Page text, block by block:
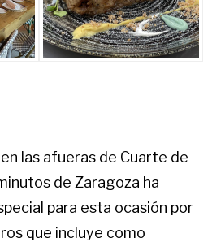
las afueras de Cuarte de
de Zaragoza ha
para esta ocasión por
que incluye como